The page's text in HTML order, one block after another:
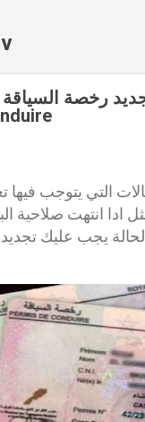
التي يتوجب فيها
ادا انتهت صلاحية
يجب عليك